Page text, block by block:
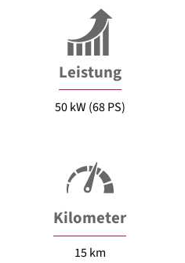
Leistung
50 kW (68 PS)
Kilometer
15 km